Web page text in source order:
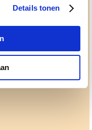
Details tonen